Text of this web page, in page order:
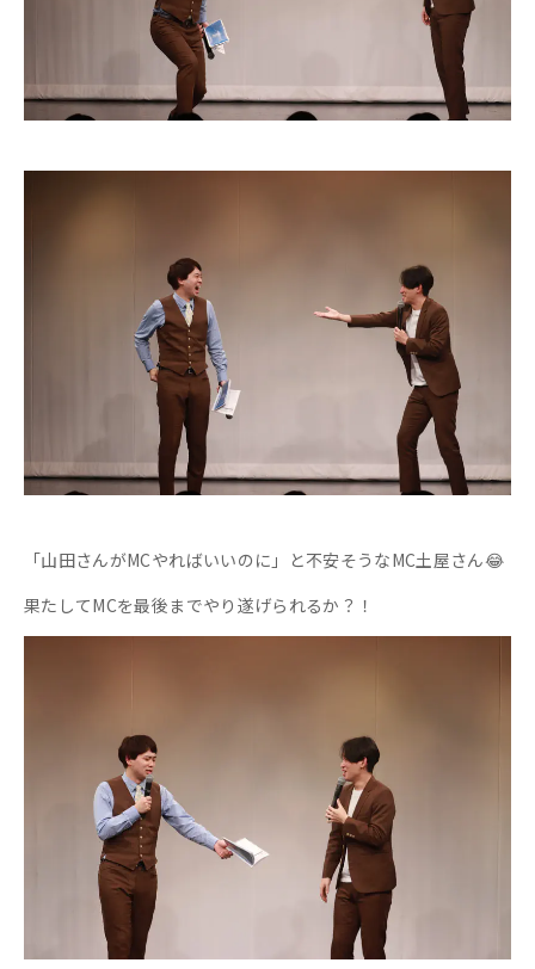
「山田さんがMCやればいいのに」と不安そうなMC土屋さん😂
果たしてMCを最後までやり遂げられるか？！